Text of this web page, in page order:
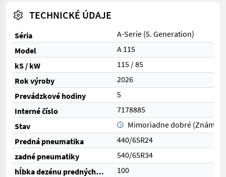
TECHNICKÉ ÚDAJE
Séria
A-Serie (5. Generation)
Model
A 115
kS / kW
115 / 85
Rok výroby
2026
Prevádzkové hodiny
5
Interné číslo
7178885
Stav
Mimoriadne dobré (Známka
Predná pneumatika
440/65R24
zadné pneumatiky
540/65R34
hĺbka dezénu predných pneumatík (%)
100